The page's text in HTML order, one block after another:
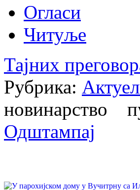
Огласи
Читуље
Тајних
Рубрика:
новинарство
Одштампај